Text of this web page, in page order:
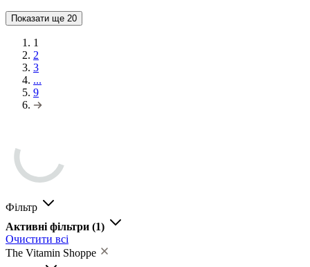
Показати ще 20
1
2
3
...
9
Фільтр
Активні фільтри (1)
Очистити всі
The Vitamin Shoppe